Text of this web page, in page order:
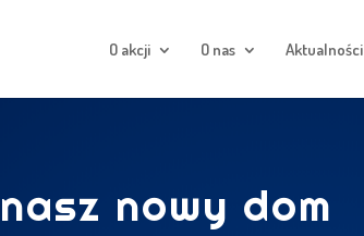
O akcji O nas Aktualności
nowy dom